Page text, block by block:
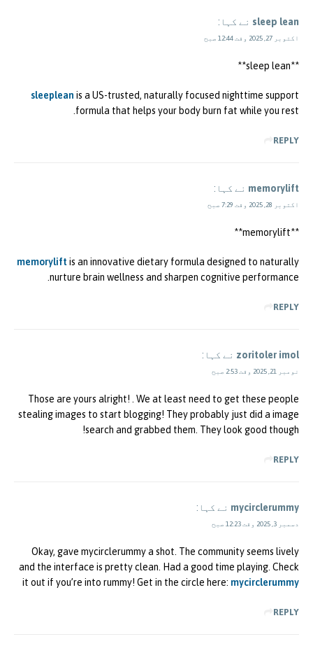
sleep lean نے کہا:
اکتوبر 27, 2025 وقت 12:44 صبح
**sleep lean**
sleeplean is a US-trusted, naturally focused nighttime support
formula that helps your body burn fat while you rest.
REPLY
memorylift نے کہا:
اکتوبر 28, 2025 وقت 7:29 صبح
**memorylift**
memoryliftis an innovative dietary formula designed to naturally
nurture brain wellness and sharpen cognitive performance.
REPLY
zoritoler imol نے کہا:
نومبر 21, 2025 وقت 2:53 صبح
Those are yours alright! . We at least need to get these people
stealing images to start blogging! They probably just did a image
search and grabbed them. They look good though!
REPLY
mycirclerummy نے کہا:
دسمبر 3, 2025 وقت 12:23 صبح
Okay, gave mycirclerummy a shot. The community seems lively
and the interface is pretty clean. Had a good time playing. Check
it out if you’re into rummy! Get in the circle here: mycirclerummy
REPLY